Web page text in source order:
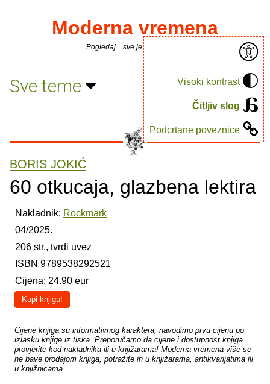
Visoki kontrast
Čitljiv slog
Podcrtane poveznice
Moderna vremena
Pogledaj... sve je puno knjiga.
Sve teme
BORIS JOKIĆ
60 otkucaja, glazbena lektira
Nakladnik: Rockmark
04/2025.
206 str., tvrdi uvez
ISBN 9789538292521
Cijena: 24.90 eur
Kupi knjigu!
Cijene knjiga su informativnog karaktera, navodimo prvu cijenu po
izlasku knjige iz tiska. Preporučamo da cijene i dostupnost knjiga
provjerite kod nakladnika ili u knjižarama! Moderna vremena više se
ne bave prodajom knjiga, potražite ih u knjižarama, antikvarijatima ili
u knjižnicama.